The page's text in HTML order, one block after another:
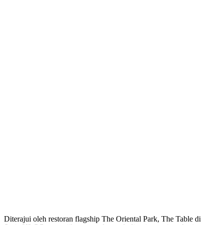
Diterajui oleh restoran flagship The Oriental Park, The Table di